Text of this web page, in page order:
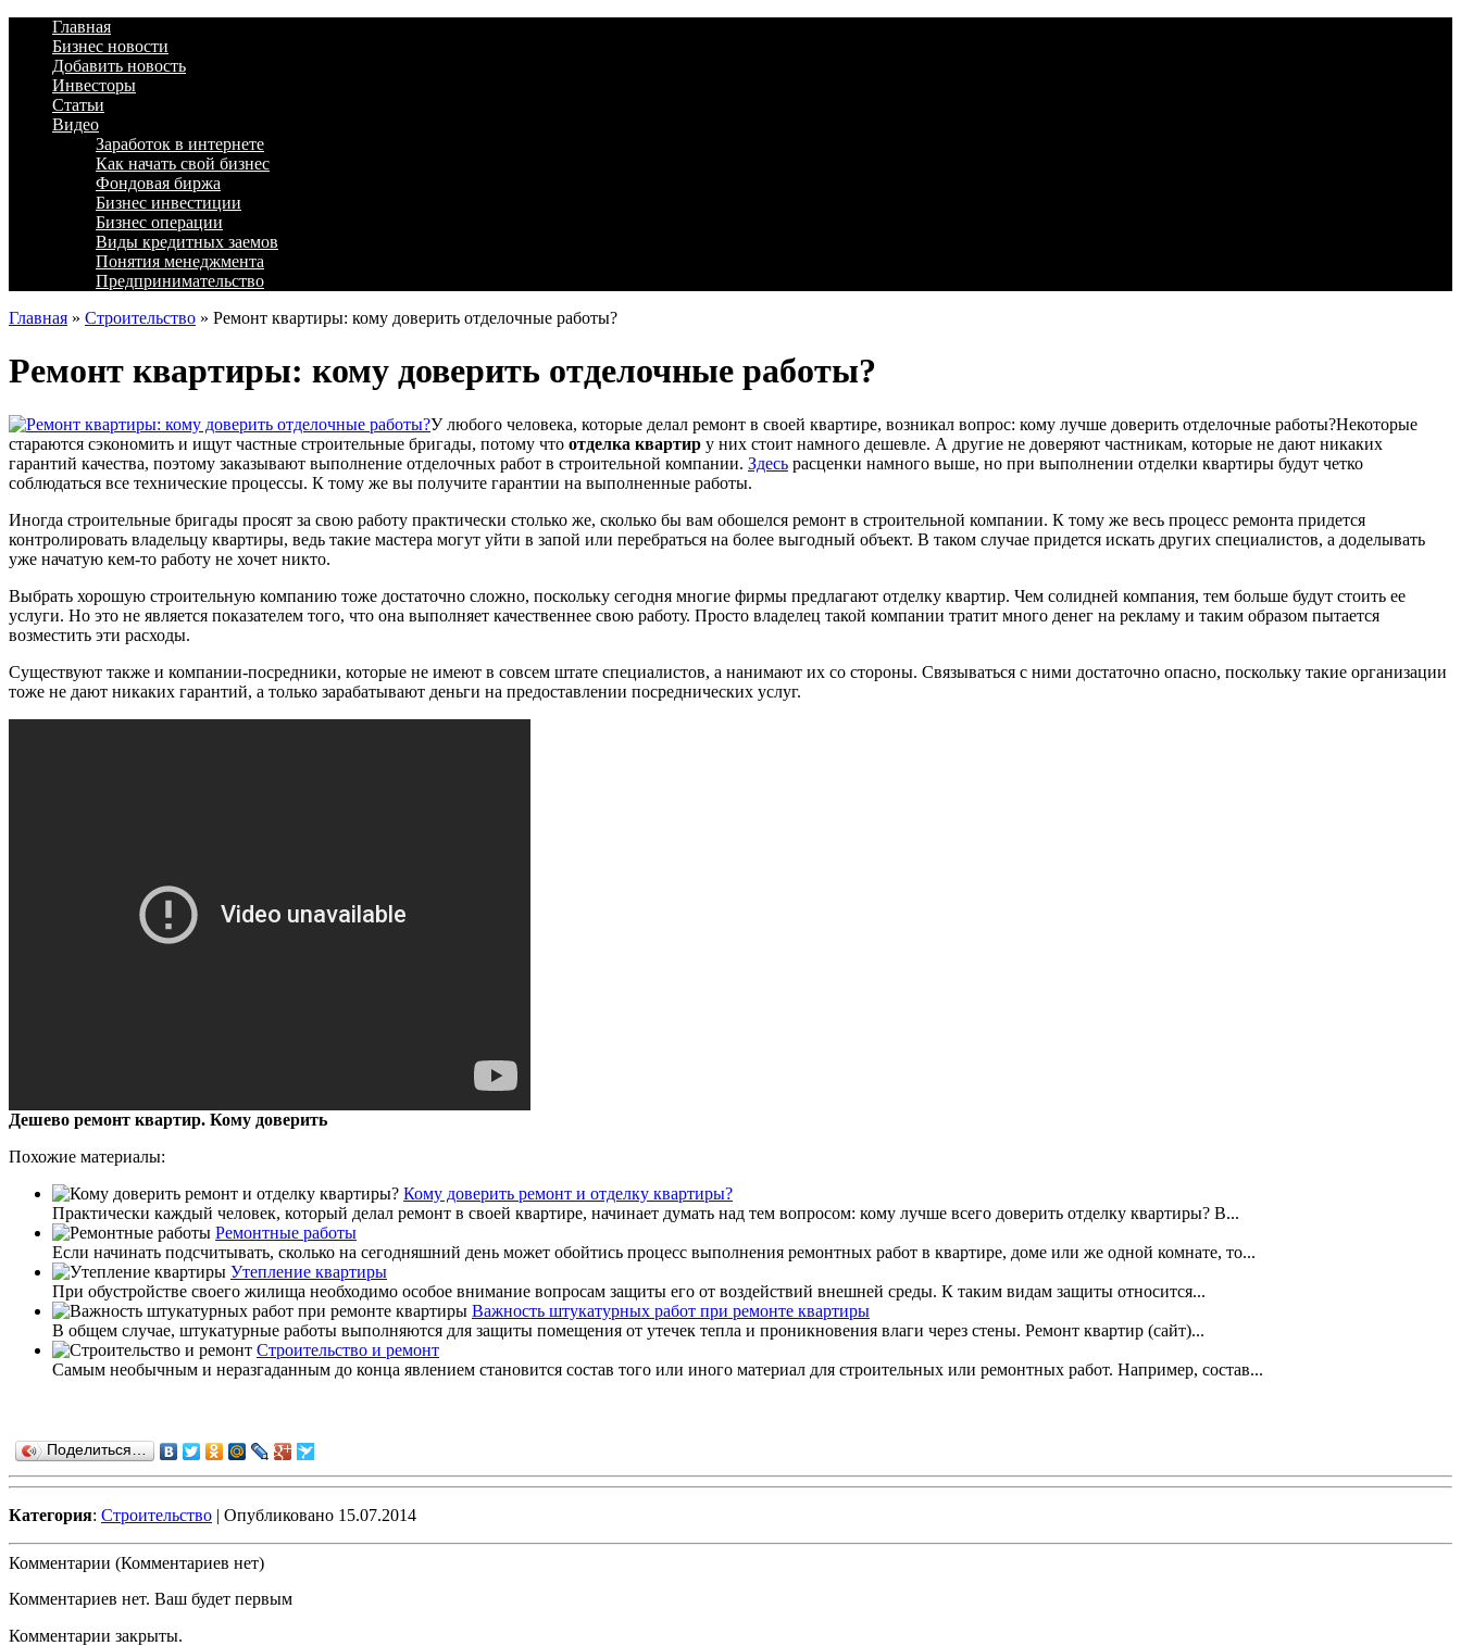
Главная
Бизнес новости
Добавить новость
Инвесторы
Статьи
Видео
Заработок в интернете
Как начать свой бизнес
Фондовая биржа
Бизнес инвестиции
Бизнес операции
Виды кредитных заемов
Понятия менеджмента
Предпринимательство
Главная » Строительство » Ремонт квартиры: кому доверить отделочные работы?
Ремонт квартиры: кому доверить отделочные работы?
У любого человека, которые делал ремонт в своей квартире, возникал вопрос: кому лучше доверить отделочные работы?Некоторые
стараются сэкономить и ищут частные строительные бригады, потому что отделка квартир у них стоит намного дешевле. А другие не доверяют частникам, которые не дают никаких
гарантий качества, поэтому заказывают выполнение отделочных работ в строительной компании. Здесь расценки намного выше, но при выполнении отделки квартиры будут четко
соблюдаться все технические процессы. К тому же вы получите гарантии на выполненные работы.
Иногда строительные бригады просят за свою работу практически столько же, сколько бы вам обошелся ремонт в строительной компании. К тому же весь процесс ремонта придется
контролировать владельцу квартиры, ведь такие мастера могут уйти в запой или перебраться на более выгодный объект. В таком случае придется искать других специалистов, а доделывать
уже начатую кем-то работу не хочет никто.
Выбрать хорошую строительную компанию тоже достаточно сложно, поскольку сегодня многие фирмы предлагают отделку квартир. Чем солидней компания, тем больше будут стоить ее
услуги. Но это не является показателем того, что она выполняет качественнее свою работу. Просто владелец такой компании тратит много денег на рекламу и таким образом пытается
возместить эти расходы.
Существуют также и компании-посредники, которые не имеют в совсем штате специалистов, а нанимают их со стороны. Связываться с ними достаточно опасно, поскольку такие организации
тоже не дают никаких гарантий, а только зарабатывают деньги на предоставлении посреднических услуг.
Дешево ремонт квартир. Кому доверить
Похожие материалы:
Кому доверить ремонт и отделку квартиры?
Практически каждый человек, который делал ремонт в своей квартире, начинает думать над тем вопросом: кому лучше всего доверить отделку квартиры? В...
Ремонтные работы
Если начинать подсчитывать, сколько на сегодняшний день может обойтись процесс выполнения ремонтных работ в квартире, доме или же одной комнате, то...
Утепление квартиры
При обустройстве своего жилища необходимо особое внимание вопросам защиты его от воздействий внешней среды. К таким видам защиты относится...
Важность штукатурных работ при ремонте квартиры
В общем случае, штукатурные работы выполняются для защиты помещения от утечек тепла и проникновения влаги через стены. Ремонт квартир (сайт)...
Строительство и ремонт
Самым необычным и неразгаданным до конца явлением становится состав того или иного материал для строительных или ремонтных работ. Например, состав...
Поделиться…
Категория: Строительство | Опубликовано 15.07.2014
Комментарии (Комментариев нет)
Комментариев нет. Ваш будет первым
Комментарии закрыты.